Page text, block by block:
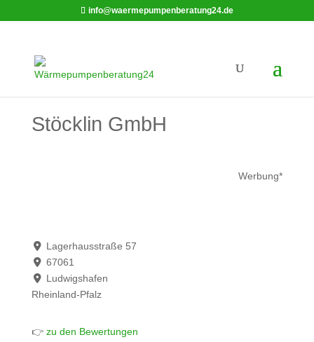
info@waermepumpenberatung24.de
Stöcklin GmbH
Werbung*
Lagerhausstraße 57
67061
Ludwigshafen
Rheinland-Pfalz
👉zu den Bewertungen